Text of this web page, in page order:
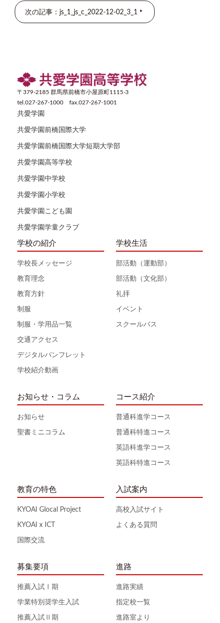
次の記事：js_1_js_c_2022-12-02_3_1
〒379-2185 群馬県前橋市小屋原町1115-3
tel.027-267-1000 fax.027-267-1001
共愛学園
共愛学園前橋国際大学
共愛学園前橋国際大学短期大学部
共愛学園高等学校
共愛学園中学校
共愛学園小学校
共愛学園こども園
共愛学園学童クラブ
学校の紹介
学校長メッセージ
教育理念
教育方針
制服
制服・学用品一覧
交通アクセス
デジタルパンフレット
学校紹介動画
学校生活
部活動（運動部）
部活動（文化部）
礼拝
イベント
スクールバス
お知らせ・コラム
お知らせ
聖書ミニコラム
コース紹介
普通科進学コース
普通科特進コース
英語科進学コース
英語科特進コース
教育の特色
KYOAI Glocal Project
KYOAI x ICT
国際交流
入試案内
高校入試サイト
よくある質問
募集要項
推薦入試Ⅰ期
学業特別奨学生入試
推薦入試Ⅱ期
進路
進路実績
指定校一覧
進路室より